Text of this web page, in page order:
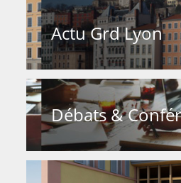
Actu Grd Lyon
Débats &